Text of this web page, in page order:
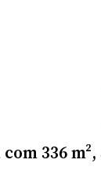
com 336